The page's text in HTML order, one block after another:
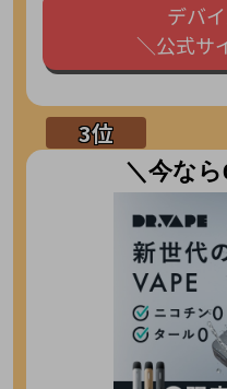
デバ
＼公式サ
＼今なら